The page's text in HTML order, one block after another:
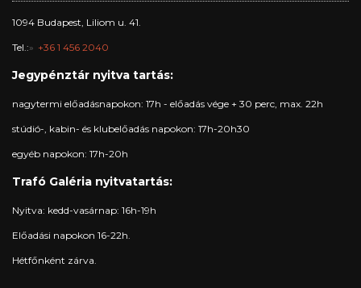
1094 Budapest, Liliom u. 41.
Tel.: +36 1 456 2040
Jegypénztár nyitva tartás:
nagytermi előadásnapokon: 17h - előadás vége + 30 perc, max. 22h
stúdió-, kabin- és klubelőadás napokon: 17h-20h30
egyéb napokon: 17h-20h
Trafó Galéria nyitvatartás:
Nyitva: kedd-vasárnap: 16h-19h
Előadási napokon 16-22h.
Hétfőnként zárva.